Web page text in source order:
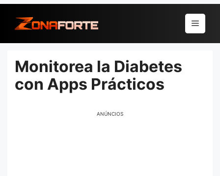
para
conteúdo
Menu
Monitorea la Diabetes
con Apps Prácticos
ANÚNCIOS